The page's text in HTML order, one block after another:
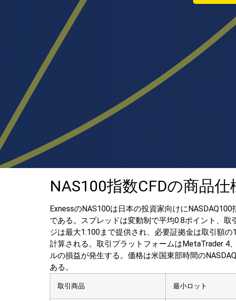
NAS100指数CFDの商品仕
ExnessのNAS100は日本の投資家向けに
である。スプレッドは変動制で平均0.8ポイント、
ジは最大1:100まで提供され、必要証拠金は取引額
計算される。取引プラットフォームはMetaTrader 4
ルの損益が発生する。価格は米国東部時間の
ある。
取引商品 最小ロット